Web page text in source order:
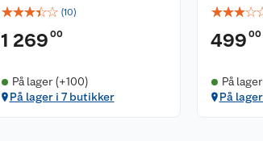
☆☆☆☆☆ (10)
1 269 00
På lager (+100)
På lager i 7 butikker
☆☆☆☆
499 00
På
På